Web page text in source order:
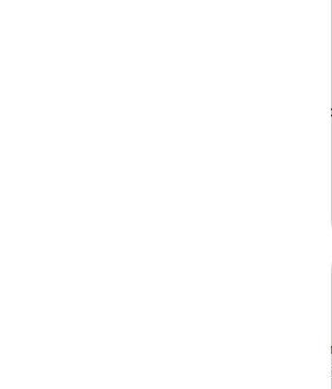
לנהל ולעקוב אחר ההזמנות
מתהליך תשלום מהיר יותר